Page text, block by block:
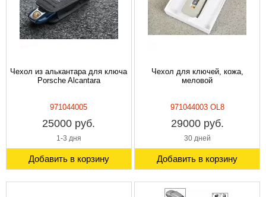
Чехол из алькантара для ключа
Porsche Alcantara
971044005
25000 руб.
1-3 дня
Добавить в корзину
Чехол для ключей, кожа,
меловой
971044003 OL8
29000 руб.
30 дней
Добавить в корзину